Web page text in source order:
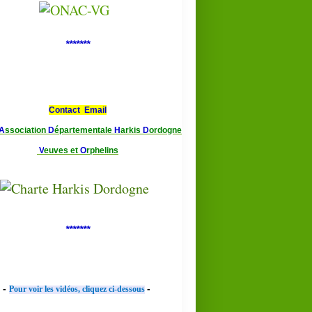
*******
Contact Email
ssociation Départementale Harkis Dordogne
Veuves et Orphelins
*******
- Pour voir les vidéos, cliquez ci-dessous -